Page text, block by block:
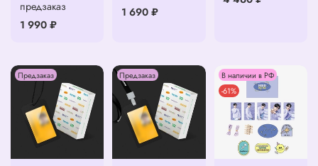
предзаказ
1 990 ₽
1 690 ₽
Предзаказ Предзаказ
В наличии в РФ
-61%